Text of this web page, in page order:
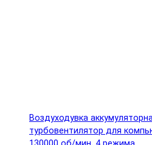
Воздуходувка
турбовентилятор для